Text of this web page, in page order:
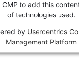
CMP to add this
of technologies used.
by Usercentrics
Management Platform